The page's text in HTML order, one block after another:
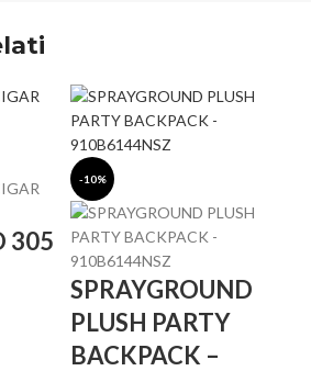
305
-10%
SPRAYGROUND
PLUSH PARTY
BACKPACK –